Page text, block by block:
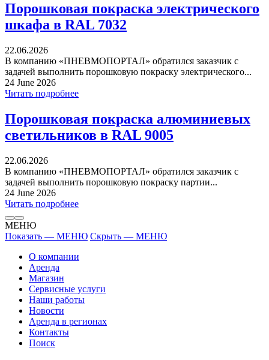
Порошковая покраска электрического
шкафа в RAL 7032
22.06.2026
В компанию «ПНЕВМОПОРТАЛ» обратился заказчик с
задачей выполнить порошковую покраску электрического...
24 June 2026
Читать подробнее
Порошковая покраска алюминиевых
светильников в RAL 9005
22.06.2026
В компанию «ПНЕВМОПОРТАЛ» обратился заказчик с
задачей выполнить порошковую покраску партии...
24 June 2026
Читать подробнее
МЕНЮ
Показать — МЕНЮ Скрыть — МЕНЮ
О компании
Аренда
Магазин
Сервисные услуги
Наши работы
Новости
Аренда в регионах
Контакты
Поиск